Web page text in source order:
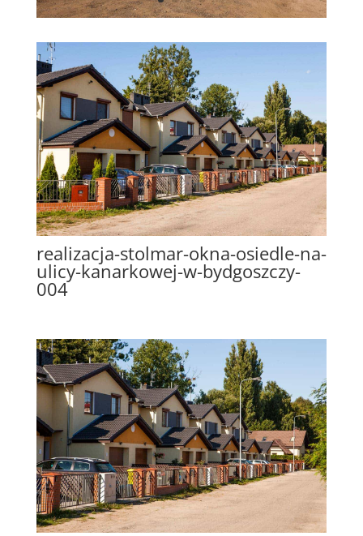
realizacja-stolmar-okna-osiedle-na-
ulicy-kanarkowej-w-bydgoszczy-
004